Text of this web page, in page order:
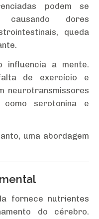
podem se
causando dores
queda
influencia a mente.
falta de exercício e
neurotransmissores
como serotonina e
uma abordagem
fornece nutrientes
do cérebro.